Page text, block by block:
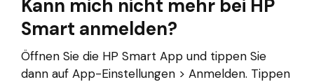
Kann mich nicht mehr bei HP
Smart anmelden?
Öffnen Sie die HP Smart App und tippen Sie
dann auf App-Einstellungen > Anmelden. Tippen